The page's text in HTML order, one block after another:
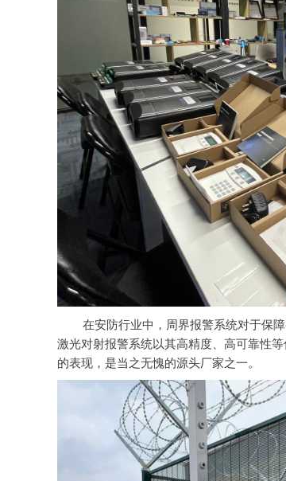
在安防行业中，周界报警系统对于保障
激光对射报警系统以其高精度、高可靠性
的表现，是当之无愧的源头厂家之一。